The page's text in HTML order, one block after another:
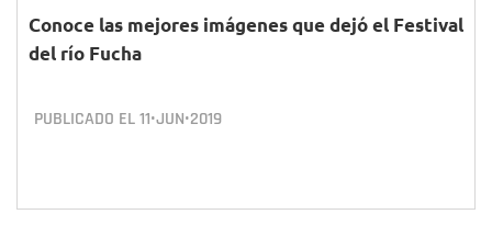
Conoce las mejores imágenes que dejó el Festival
del río Fucha
PUBLICADO EL11•JUN•2019